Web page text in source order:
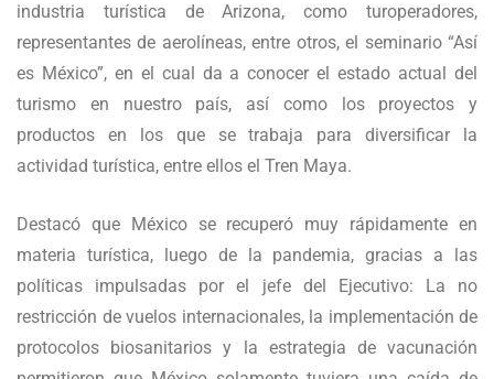
industria turística de Arizona, como turoperadores,
representantes de aerolíneas, entre otros, el seminario “Así
es México”, en el cual da a conocer el estado actual del
turismo en nuestro país, así como los proyectos y
productos en los que se trabaja para diversificar la
actividad turística, entre ellos el Tren Maya.
Destacó que México se recuperó muy rápidamente en
materia turística, luego de la pandemia, gracias a las
políticas impulsadas por el jefe del Ejecutivo: La no
restricción de vuelos internacionales, la implementación de
protocolos biosanitarios y la estrategia de vacunación